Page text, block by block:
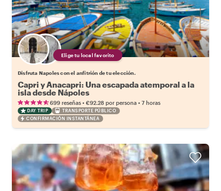
Elige tu local favorito
Disfruta Napoles con el anfitrión de tu elección.
Capri y Anacapri: Una escapada atemporal a la
isla desde Nápoles
699 reseñas • €92.28 por persona • 7 horas
DAY TRIP
TRANSPORTE PÚBLICO
CONFIRMACIÓN INSTANTÁNEA